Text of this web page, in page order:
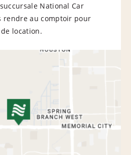
National Car
rendre au comptoir pour
location.